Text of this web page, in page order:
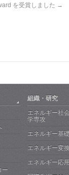
を受賞しました →
ー
組織・研究
エネルギー社
学専攻
エネルギー基
エネルギー変
エネルギー応